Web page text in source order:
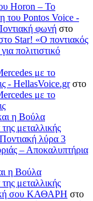
Horon – Το
του Pontos Voice -
φωνή στο
Star! «Ο ποντιακός
πολιτιστικό
με το
- HellasVoice.grστο
με το
η Βούλα
μεταλλικής
Ποντιακή λύρα 3
– Αποκαλυπτήρια
η Βούλα
μεταλλικής
σου ΚΑΘΑΡΗ στο